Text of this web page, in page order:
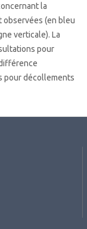
la
(en bleu
verticale). La
pour
pour décollements